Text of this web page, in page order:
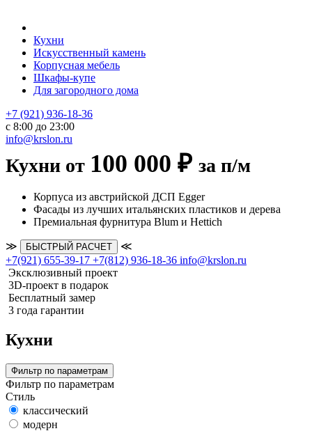
Кухни
Искусственный камень
Корпусная мебель
Шкафы-купе
Для загородного дома
+7 (921) 936-18-36
с 8:00 до 23:00
info@krslon.ru
Кухни от 100 000 ₽ за п/м
Корпуса из австрийской ДСП Egger
Фасады из лучших итальянских пластиков и дерева
Премиальная фурнитура Blum и Hettich
≫ БЫСТРЫЙ РАСЧЕТ
≪
+7(921) 655-39-17 +7(812) 936-18-36 info@krslon.ru
Эксклюзивный проект
3D-проект в подарок
Бесплатный замер
3 года гарантии
Кухни
Фильтр по параметрам
Фильтр по параметрам
Стиль
классический
модерн